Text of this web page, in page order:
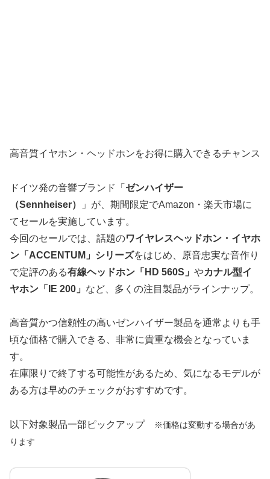
高音質イヤホン・ヘッドホンをお得に購入できるチャンス
ドイツ発の音響ブランド「 ゼンハイザー
（Sennheiser）
」が、期間限定でAmazon・楽天市場に
てセールを実施しています。
今回のセールでは、話題のワイヤレスヘッドホン・イヤホ
ン「ACCENTUM」シリーズをはじめ、原音忠実な音作り
で定評のある有線ヘッドホン「HD 560S」 やカナル型イ
ヤホン「IE 200」 など、多くの注目製品がラインナップ。
高音質かつ信頼性の高いゼンハイザー製品を通常よりも手
頃な価格で購入できる、非常に貴重な機会となっていま
す。
在庫限りで終了する可能性があるため、気になるモデルが
ある方は早めのチェックがおすすめです。
以下対象製品一部ピックアップ
※価格は変動する場合があ
ります